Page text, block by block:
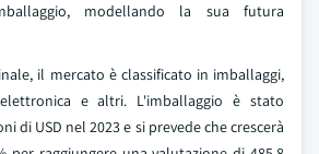
modellando la sua futura
il mercato è classificato in imballaggi,
e altri. L'imballaggio è stato
di USD nel 2023 e si prevede che crescerà